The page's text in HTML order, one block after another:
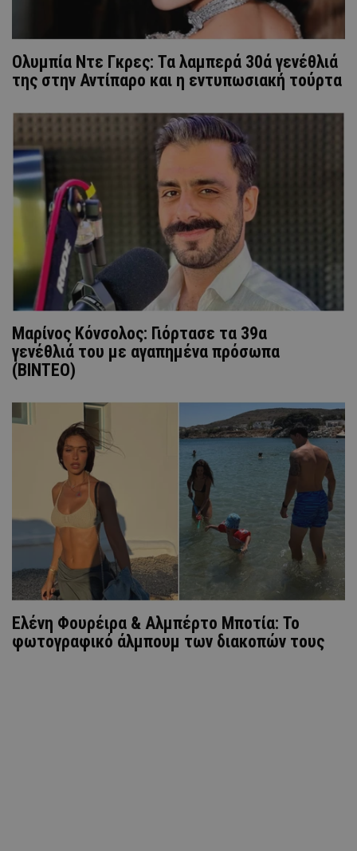
Ολυμπία Ντε Γκρες: Τα λαμπερά 30ά γενέθλιά
της στην Αντίπαρο και η εντυπωσιακή τούρτα
Μαρίνος Κόνσολος: Γιόρτασε τα 39α
γενέθλιά του με αγαπημένα πρόσωπα
(ΒΙΝΤΕΟ)
Ελένη Φουρέιρα & Αλμπέρτο Μποτία: Το
φωτογραφικό άλμπουμ των διακοπών τους